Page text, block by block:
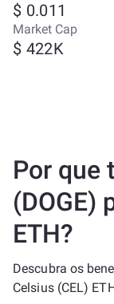
$ 0.011
Market Cap
$ 422K
Por que
(DOGE)
ETH?
Descubra os
Celsius (CEL)